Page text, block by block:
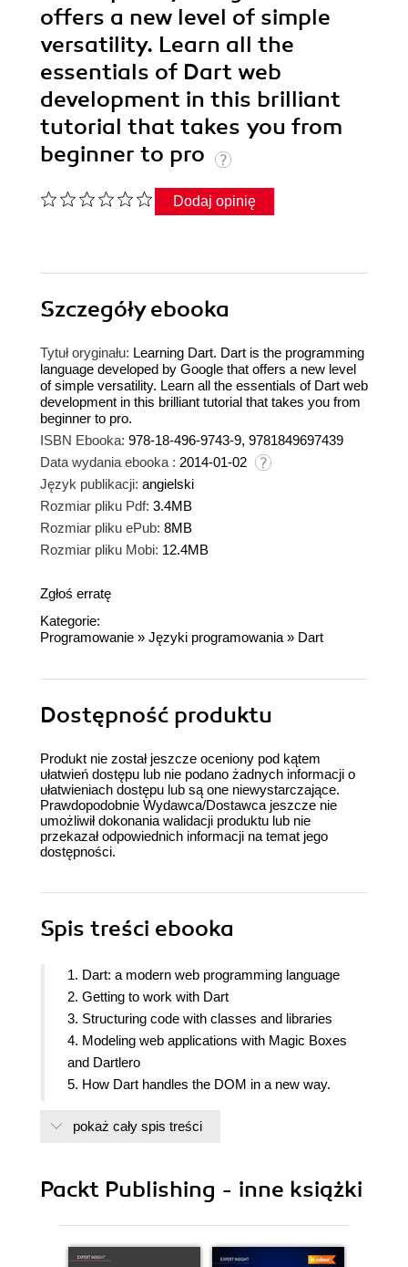
offers a new level of simple
versatility. Learn all the
essentials of Dart web
development in this brilliant
tutorial that takes you from
beginner to pro
Dodaj opinię
Szczegółyebooka
Tytuł oryginału: Learning Dart. Dart is the programming
language developed by Google that offers a new level
of simple versatility. Learn all the essentials of Dart web
development in this brilliant tutorial that takes you from
beginner to pro.
ISBN Ebooka: 978-18-496-9743-9, 9781849697439
Data wydania ebooka : 2014-01-02
Język publikacji: angielski
Rozmiar pliku Pdf: 3.4MB
Rozmiar pliku ePub: 8MB
Rozmiar pliku Mobi: 12.4MB
Zgłoś erratę
Kategorie:
Programowanie » Języki programowania » Dart
Dostępność produktu
Produkt nie został jeszcze oceniony pod kątem
ułatwień dostępu lub nie podano żadnych informacji o
ułatwieniach dostępu lub są one niewystarczające.
Prawdopodobnie Wydawca/Dostawca jeszcze nie
umożliwił dokonania walidacji produktu lub nie
przekazał odpowiednich informacji na temat jego
dostępności.
Spis treści ebooka
1. Dart: a modern web programming language
2. Getting to work with Dart
3. Structuring code with classes and libraries
4. Modeling web applications with Magic Boxes
and Dartlero
5. How Dart handles the DOM in a new way.
7. Building games with HTML5 and Dart
9. Modeling more complex applications with
overview
pokaż cały spis treści
Packt Publishing - inne książki